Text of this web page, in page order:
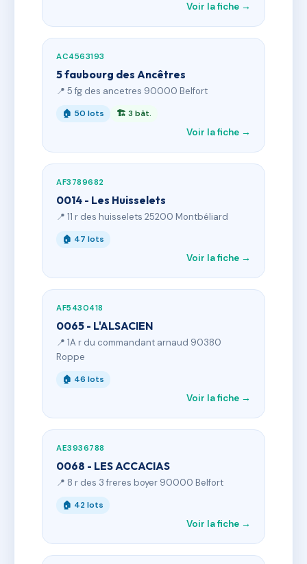
Voir la fiche →
AC4563193
5 faubourg des Ancêtres
📍 5 fg des ancetres 90000 Belfort
🏠 50 lots 🏗 3 bât.
Voir la fiche →
AF3789682
0014 - Les Huisselets
📍 11 r des huisselets 25200 Montbéliard
🏠 47 lots
Voir la fiche →
AF5430418
0065 - L'ALSACIEN
📍 1A r du commandant arnaud 90380
Roppe
🏠 46 lots
Voir la fiche →
AE3936788
0068 - LES ACCACIAS
📍 8 r des 3 freres boyer 90000 Belfort
🏠 42 lots
Voir la fiche →